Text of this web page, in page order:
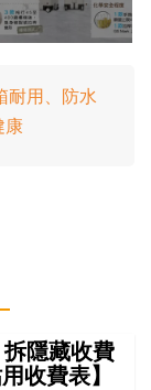
耐用、防水
康
隱藏收費
收費表】